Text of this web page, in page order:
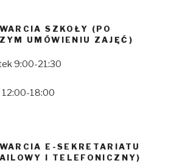
SZKOŁY (PO
UMÓWIENIU ZAJĘĆ)
9:00-21:30
12:00-18:00
E-SEKRETARIATU
I TELEFONICZNY)